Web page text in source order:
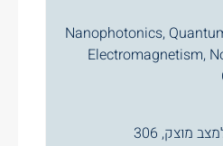
Nanophotonics,
Electromagnetism,